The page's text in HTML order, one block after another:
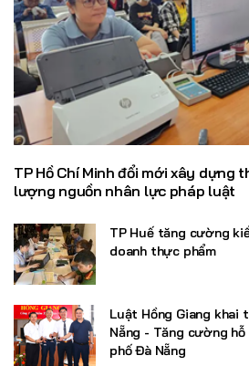
TP Hồ Chí Minh đổi mới xây dựng
lượng nguồn nhân lực pháp luật
TP Huế tăng cường
doanh thực phẩm
Luật Hồng Giang khai
Nẵng - Tăng cường
phố Đà Nẵng